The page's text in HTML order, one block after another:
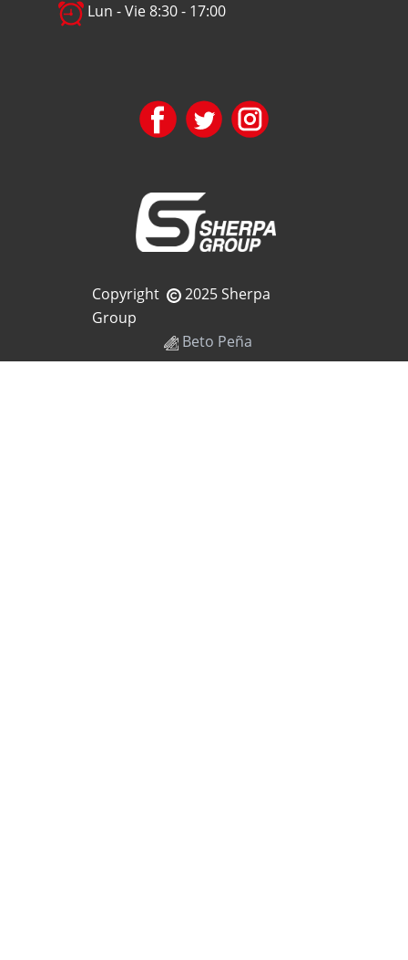
Lun - Vie 8:30 - 17:00
Copyright
2025 Sherpa
Group
Beto Peña